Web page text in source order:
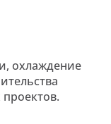
охлаждение